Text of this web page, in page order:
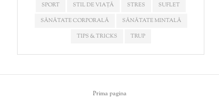
SPORT
STIL DE VIAȚĂ STRES
SUFLET
SĂNĂTATE CORPORALĂ
SĂNĂTATE MINTALĂ
TIPS & TRICKS
TRUP
Prima pagina